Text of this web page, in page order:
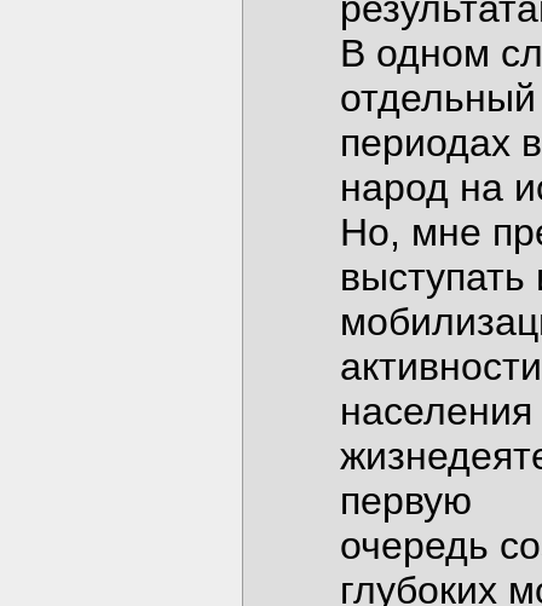
В одном
отдельный
периодах
народ на
Но, мне
выступать
первую
очередь
глубоких